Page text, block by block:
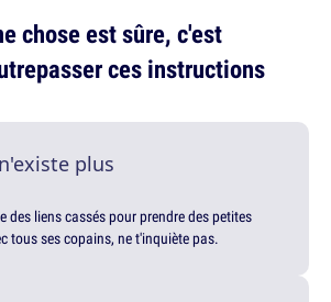
chose est sûre, c'est
ces instructions
plus
des liens cassés pour prendre des petites
tous ses copains, ne t'inquiète pas.